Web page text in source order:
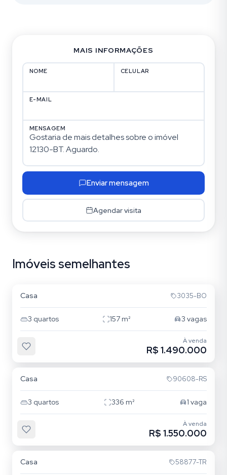
MAIS INFORMAÇÕES
NOME CELULAR
E-MAIL
MENSAGEM
Enviar mensagem
Agendar visita
Imóveis semelhantes
Rio Branco
Casa 3035-BO
3 quartos 157 m² 3 vagas
À venda
R$ 1.490.000
Casa 90608-RS
3 quartos 336 m² 1 vaga
À venda
R$ 1.550.000
Casa 58877-TR